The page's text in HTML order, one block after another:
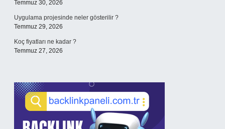
Temmuz 30, 2026
Uygulama projesinde neler gösterilir ?
Temmuz 29, 2026
Koç fiyatları ne kadar ?
Temmuz 27, 2026